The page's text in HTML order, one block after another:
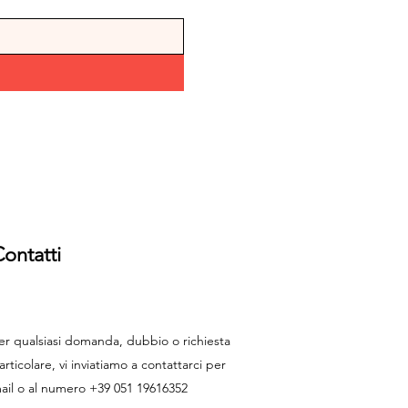
qualsiasi domanda, dubbio o richiesta
vi inviatiamo a contattarci per
o al numero +39 051 19616352